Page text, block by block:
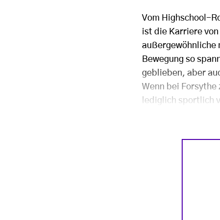
Vom Highschool-
ist die Karriere
außergewöhnliche
Bewegung so
geblieben, aber
Wenn bei
lediglich sportlich